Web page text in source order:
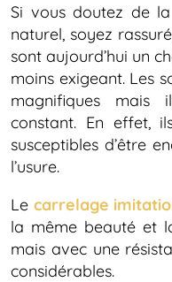
Si vous doutez de
naturel, soyez
sont aujourd’hui un
moins exigeant. Les
magnifiques mais
constant. En effet,
susceptibles d’être
l’usure.
Le carrelage
la même beauté et
mais avec une
considérables.